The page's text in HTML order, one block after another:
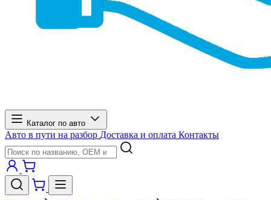
Каталог по авто
Авто в пути на разбор Доставка и оплата Контакты